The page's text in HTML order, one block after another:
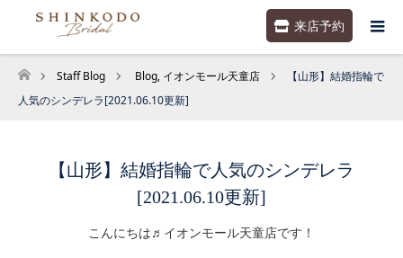
来店予約
ホーム
Staff Blog Blog, イオンモール天童店
【山形】結婚指輪で
人気のシンデレラ[2021.06.10更新]
【山形】結婚指輪で人気のシンデレラ
[2021.06.10更新]
こんにちは♬イオンモール天童店です！